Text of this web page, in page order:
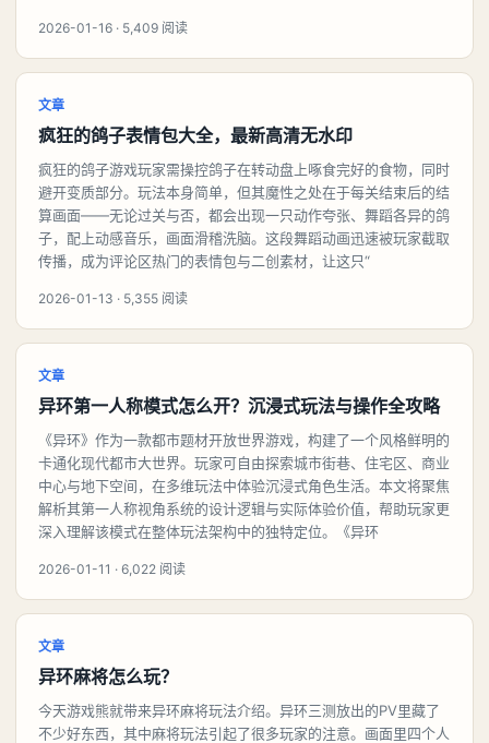
2026-01-16 · 5,409 阅读
文章
疯狂的鸽子表情包大全，最新高清无水印
疯狂的鸽子游戏玩家需操控鸽子在转动盘上啄食完好的食物，同时
避开变质部分。玩法本身简单，但其魔性之处在于每关结束后的结
算画面——无论过关与否，都会出现一只动作夸张、舞蹈各异的鸽
子，配上动感音乐，画面滑稽洗脑。这段舞蹈动画迅速被玩家截取
传播，成为评论区热门的表情包与二创素材，让这只“
2026-01-13 · 5,355 阅读
文章
异环第一人称模式怎么开？沉浸式玩法与操作全攻略
《异环》作为一款都市题材开放世界游戏，构建了一个风格鲜明的
卡通化现代都市大世界。玩家可自由探索城市街巷、住宅区、商业
中心与地下空间，在多维玩法中体验沉浸式角色生活。本文将聚焦
解析其第一人称视角系统的设计逻辑与实际体验价值，帮助玩家更
深入理解该模式在整体玩法架构中的独特定位。《异环
2026-01-11 · 6,022 阅读
文章
异环麻将怎么玩？
今天游戏熊就带来异环麻将玩法介绍。异环三测放出的PV里藏了
不少好东西，其中麻将玩法引起了很多玩家的注意。画面里四个人